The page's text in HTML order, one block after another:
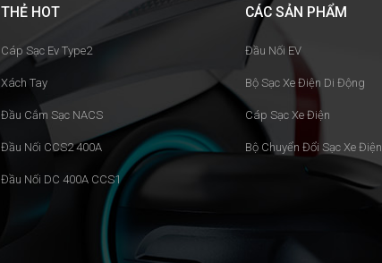
THẺ HOT
Cáp Sạc Ev Type2
Xách Tay
Đầu Cắm Sạc NACS
Đầu Nối CCS2 400A
Đầu Nối DC 400A CCS1
CÁC SẢN PHẨM
Đầu Nối EV
Bộ Sạc Xe Điện Di Động
Cáp Sạc Xe Điện
Bộ Chuyển Đổi Sạc Xe Điện